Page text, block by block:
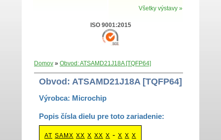
Všetky výstavy »
ISO 9001:2015
Domov » Obvod: ATSAMD21J18A [TQFP64]
Obvod: ATSAMD21J18A [TQFP64]
Výrobca: Microchip
Popis čísla dielu pre toto zariadenie:
AT SAMX XX X XX X - X X X